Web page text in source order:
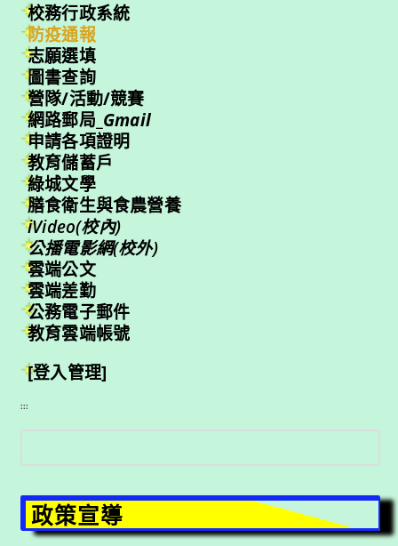
校務行政系統
防疫通報
志願選填
圖書查詢
營隊/活動/競賽
網路郵局_ Gmail
申請各項證明
教育儲蓄戶
綠城文學
膳食衛生與食農營養
iVideo(校內)
公播電影網(校外)
雲端公文
雲端差勤
公務電子郵件
教育雲端帳號
[登入管理]
:::
搜
尋
政策宣導